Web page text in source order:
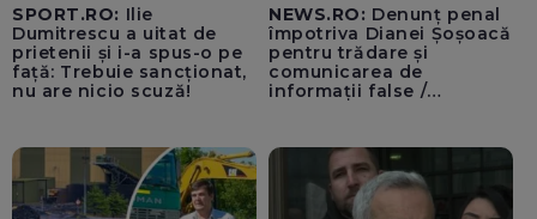
SPORT.RO: Ilie
Dumitrescu a uitat de
prietenii și i-a spus-o pe
față: Trebuie sancționat,
nu are nicio scuză!
NEWS.RO: Denunț penal
împotriva Dianei Șoșoacă
pentru trădare și
comunicarea de
informații false /
Înalta Curte de Casație și
Justiție de Adrian
Băzăvan și Asociația
„Lupii Tricolori”